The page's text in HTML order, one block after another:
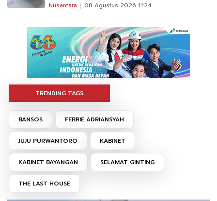
Nusantara 08 Agustus 2026 11:24
TRENDING TAGS
BANSOS FEBRIE ADRIANSYAH
JUJU PURWANTORO KABINET
KABINET BAYANGAN SELAMAT GINTING
THE LAST HOUSE